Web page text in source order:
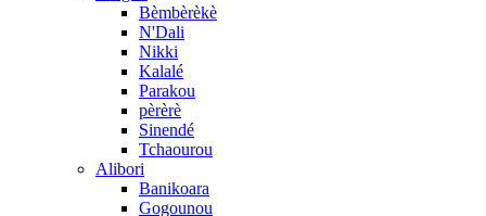
Bèmbèrèkè
N'Dali
Nikki
Kalalé
Parakou
pèrèrè
Sinendé
Tchaourou
Alibori
Banikoara
Gogounou